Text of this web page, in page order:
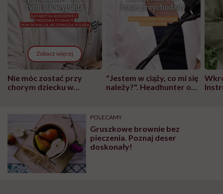
Zobacz więcej
Nie móc zostać przy
chorym dziecku w
może chyba tylko
głupota i brak
wyobraźni"
"Jestem w ciąży, co mi się
należy?". Headhunter o
pracy
POLECAMY
Gruszkowe brownie bez
pieczenia. Poznaj deser
doskonały!